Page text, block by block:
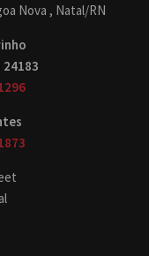
Nova , Natal/RN
24183